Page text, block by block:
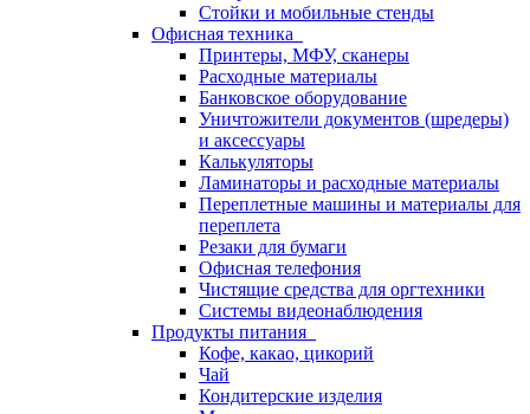
Стойки и мобильные стенды
Офисная техника
Принтеры, МФУ, сканеры
Расходные материалы
Банковское оборудование
Уничтожители документов (шредеры)
и аксессуары
Калькуляторы
Ламинаторы и расходные материалы
Переплетные машины и материалы для
переплета
Резаки для бумаги
Офисная телефония
Чистящие средства для оргтехники
Системы видеонаблюдения
Продукты питания
Кофе, какао, цикорий
Чай
Кондитерские изделия